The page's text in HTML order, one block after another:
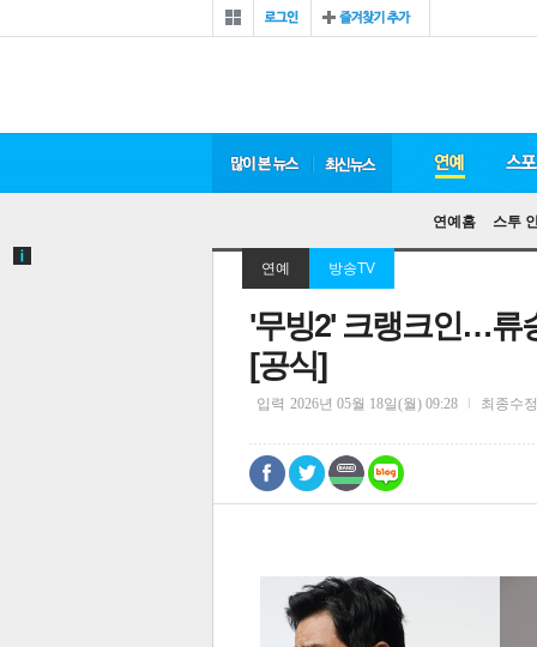
로그 즐겨찾기
연예홈 스투
연예 방송TV
'무빙2' 크랭크인…류
[공식]
입력 2026년 05월 18일(월) 09:28 최종수정
0